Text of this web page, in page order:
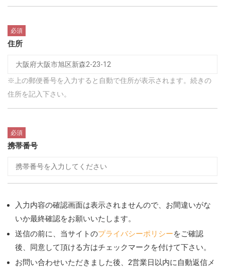
必須
住所
※上の郵便番号を入力すると自動で住所が表示されます。続きの
住所を記入下さい。
必須
携帯番号
入力内容の確認画面は表示されませんので、お間違いがな
いか最終確認をお願いいたします。
送信の前に、当サイトのプライバシーポリシーをご確認
後、同意して頂ける方はチェックマークを付けて下さい。
お問い合わせいただきました後、2営業日以内に自動返信メ